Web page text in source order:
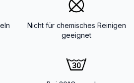
Nicht für chemisches Reinigen
geeignet